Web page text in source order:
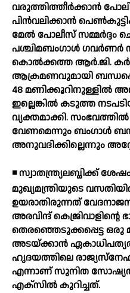
വരുത്തിത്തീര്‍ക്കാന്‍
പിന്‍വലിക്കാന്‍
മേല്‍ പോലീസ് സമ്മര്‍ദ്ദം
പശ്ചിമബംഗാള്‍ ഗവര്‍ണര്‍
കൊല്‍ക്കത്ത ആര്‍.ജി. കര്‍
ആക്രമണവുമായി
48 മണിക്കൂറിനുള്ളില്‍
ഇല്ലെങ്കില്‍ കടുത്ത
വ്യക്തമാക്കി.
വേണമെന്നും ബംഗാള്‍
അനുവദിക്കില്ലെന്നും
◾ സ്വാതന്ത്ര്യലബ്ധിക്ക്
മുഖ്യമന്ത്രിയുടെ
ഉയരാതിരുന്നത്
അരവിന്ദ് കെജ്രിവാളിന്റെ
തെരഞ്ഞെടുക്കപ്പെട്ട ഒരു
അടയ്ക്കാന്‍
ഹൃദയത്തിലെ
എന്നാണ് സുനിത സോഷ്യല്‍
എക്സില്‍ കുറിച്ചത്.